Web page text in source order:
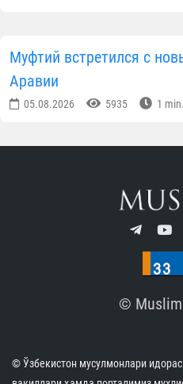
Муфтий встретился с
Аравии
05.08.2026 5935 1 min.
©
© Ўзбекистон мусулмонлари